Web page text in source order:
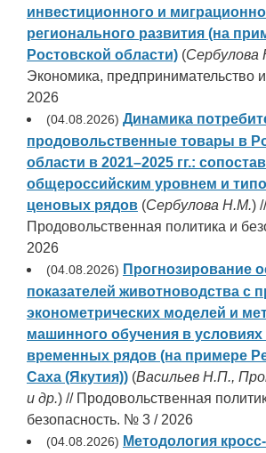
инвестиционного и
регионального развития (на
Ростовской области) (Сербулова
Экономика, предпринимательство
2026
(04.08.2026) Динамика
продовольственные товары в
области в 2021–2025 гг.:
общероссийским уровнем и
ценовых рядов (Сербулова Н.М.) //
Продовольственная политика и
2026
(04.08.2026) Прогнозирование
показателей животноводства с
эконометрических моделей и
машинного обучения в условиях
временных рядов (на примере
Саха (Якутия)) (Васильев Н.П.,
и др.) // Продовольственная
безопасность. № 3 / 2026
(04.08.2026) Методология кросс-